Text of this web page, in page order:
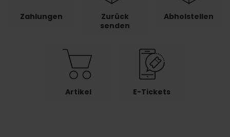
Zahlungen
Zurück
senden
Abholstellen
Artikel E-Tickets